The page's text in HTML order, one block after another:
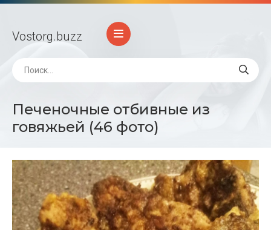
Vostorg.buzz
Печеночные отбивные из
говяжьей (46 фото)